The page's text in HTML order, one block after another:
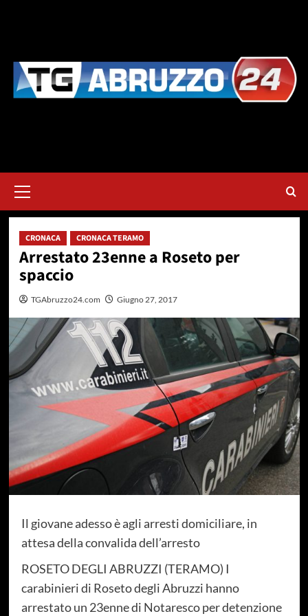
principale
CRONACA CRONACA TERAMO
Arrestato 23enne a Roseto per
spaccio
TGAbruzzo24.com Giugno 27, 2017
Il giovane adesso è agli arresti domiciliare, in
attesa della convalida dell’arresto
ROSETO DEGLI ABRUZZI (TERAMO) I
carabinieri di Roseto degli Abruzzi hanno
arrestato un 23enne di Notaresco per detenzione